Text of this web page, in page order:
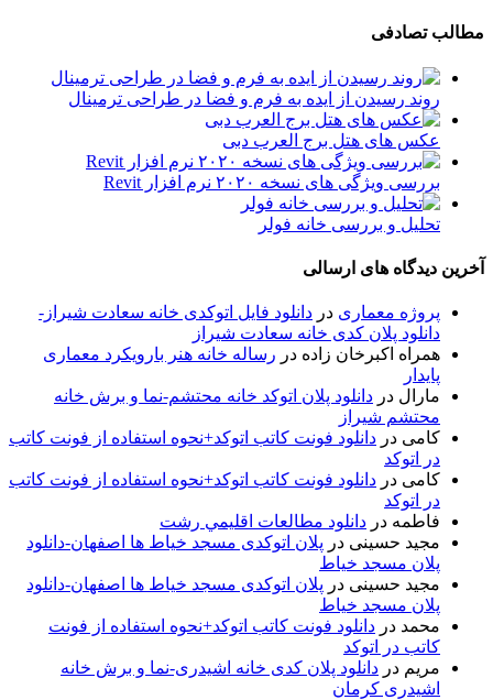
مطالب تصادفی
روند رسیدن از ایده به فرم و فضا در طراحی ترمینال
عکس های هتل برج العرب دبی
بررسی ویژگی های نسخه ۲۰۲۰ نرم افزار Revit
تحلیل و بررسی خانه فولر
آخرین دیدگاه های ارسالی
پروژه معماری در دانلود فایل اتوکدی خانه سعادت شیراز-
دانلود پلان کدی خانه سعادت شیراز
همراه اکبرخان زاده در رساله خانه هنر بارویکرد معماری
پایدار
مارال در دانلود پلان اتوکد خانه محتشم-نما و برش خانه
محتشم شیراز
کامی در دانلود فونت کاتب اتوکد+نحوه استفاده از فونت کاتب
در اتوکد
کامی در دانلود فونت کاتب اتوکد+نحوه استفاده از فونت کاتب
در اتوکد
فاطمه در دانلود مطالعات اقليمي رشت
مجید حسینی در پلان اتوکدی مسجد خیاط ها اصفهان-دانلود
پلان مسجد خیاط
مجید حسینی در پلان اتوکدی مسجد خیاط ها اصفهان-دانلود
پلان مسجد خیاط
محمد در دانلود فونت کاتب اتوکد+نحوه استفاده از فونت
کاتب در اتوکد
مریم در دانلود پلان کدی خانه اشیدری-نما و برش خانه
اشیدری کرمان